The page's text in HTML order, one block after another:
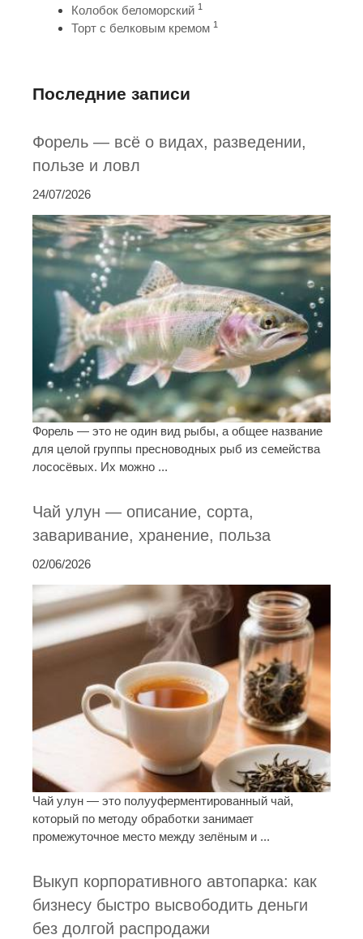
Колобок беломорский 1
Торт с белковым кремом 1
Последние записи
Форель — всё о видах, разведении,
пользе и ловл
24/07/2026
Форель — это не один вид рыбы, а общее название
для целой группы пресноводных рыб из семейства
лососёвых. Их можно ...
Чай улун — описание, сорта,
заваривание, хранение, польза
02/06/2026
Чай улун — это полууферментированный чай,
который по методу обработки занимает
промежуточное место между зелёным и ...
Выкуп корпоративного автопарка: как
бизнесу быстро высвободить деньги
без долгой распродажи